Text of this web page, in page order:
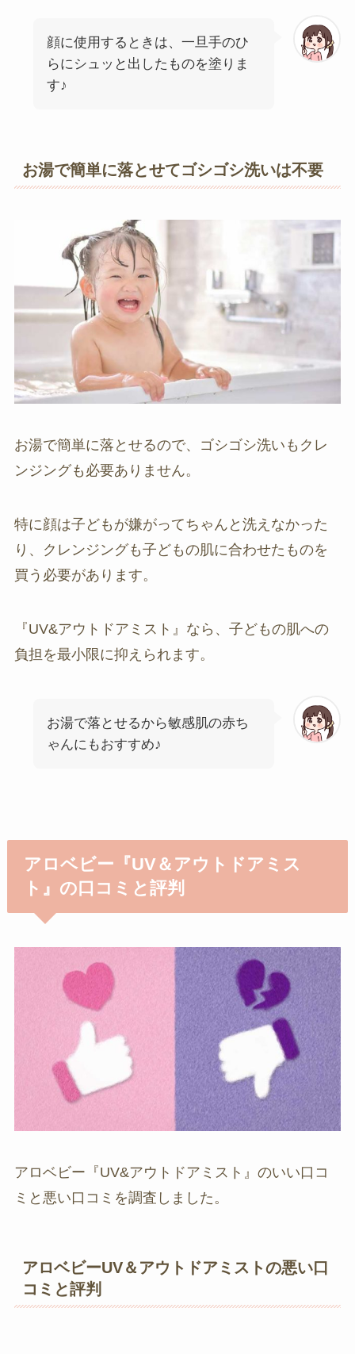
顔に使用するときは、一旦手のひ
らにシュッと出したものを塗りま
す♪
お湯で簡単に落とせてゴシゴシ洗いは不要
お湯で簡単に落とせるので、ゴシゴシ洗いもクレ
ンジングも必要ありません。
特に顔は子どもが嫌がってちゃんと洗えなかった
り、クレンジングも子どもの肌に合わせたものを
買う必要があります。
『UV&アウトドアミスト』なら、子どもの肌への
負担を最小限に抑えられます。
お湯で落とせるから敏感肌の赤ち
ゃんにもおすすめ♪
アロベビー『UV＆アウトドアミス
ト』の口コミと評判
アロベビー『UV&アウトドアミスト』のいい口コ
ミと悪い口コミを調査しました。
アロベビーUV＆アウトドアミストの悪い口
コミと評判